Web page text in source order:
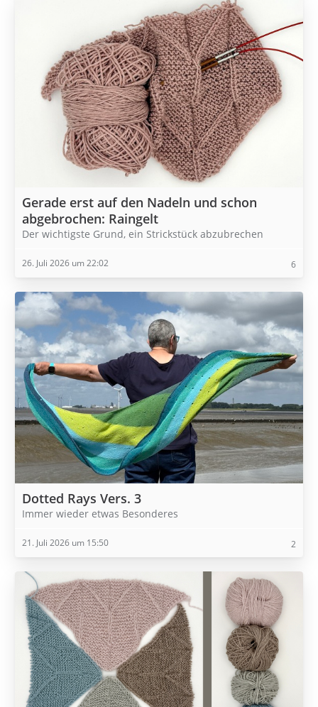
Gerade erst auf den Nadeln und schon
abgebrochen: Raingelt
Der wichtigste Grund, ein Strickstück abzubrechen
26. Juli 2026 um 22:02 6
Dotted Rays Vers. 3
Immer wieder etwas Besonderes
21. Juli 2026 um 15:50 2